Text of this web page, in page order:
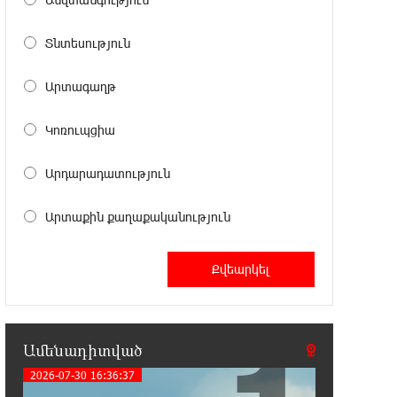
20:12:40 5-08-2026
թշնամության, այլ բարեկամության հիմքը. Էդգար
Պեղումներ և նոր բացահայտում
Սալահը կարիերան կշարունակի
Թուրքիայում
Մեքենաներից գողություններ և
շորթում Երևանում. բացահայտվել
Տնտեսություն
Արտագաղթ
Կոռուպցիա
Արդարադատություն
Արտաքին քաղաքականություն
Ամենադիտված
2026-07-30 16:36:37